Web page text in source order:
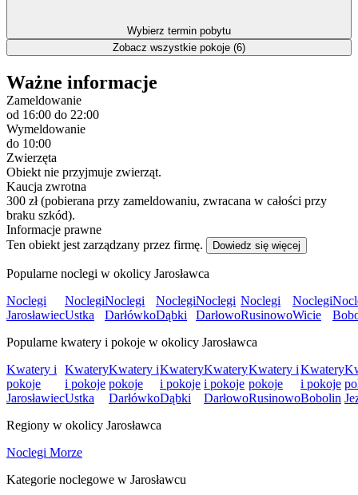
Wybierz termin pobytu
Zobacz wszystkie pokoje (6)
Ważne informacje
Zameldowanie
od 16:00 do 22:00
Wymeldowanie
do 10:00
Zwierzęta
Obiekt nie przyjmuje zwierząt.
Kaucja zwrotna
300 zł (pobierana przy zameldowaniu, zwracana w całości przy
braku szkód).
Informacje prawne
Ten obiekt jest zarządzany przez firmę.
Dowiedz się więcej
Popularne noclegi w okolicy Jarosławca
Noclegi
Jarosławiec
Noclegi
Ustka
Noclegi
Darłówko
Noclegi
Dąbki
Noclegi
Darłowo
Noclegi
Rusinowo
Noclegi
Wicie
Popularne kwatery i pokoje w okolicy Jarosławca
Kwatery i
pokoje
Jarosławiec
Kwatery
i pokoje
Ustka
Kwatery i
pokoje
Darłówko
Kwatery
i pokoje
Dąbki
Kwatery
i pokoje
Darłowo
Kwatery i
pokoje
Rusinowo
Kwatery
i pokoje
Bobolin
Regiony w okolicy Jarosławca
Noclegi Morze
Kategorie noclegowe w Jarosławcu